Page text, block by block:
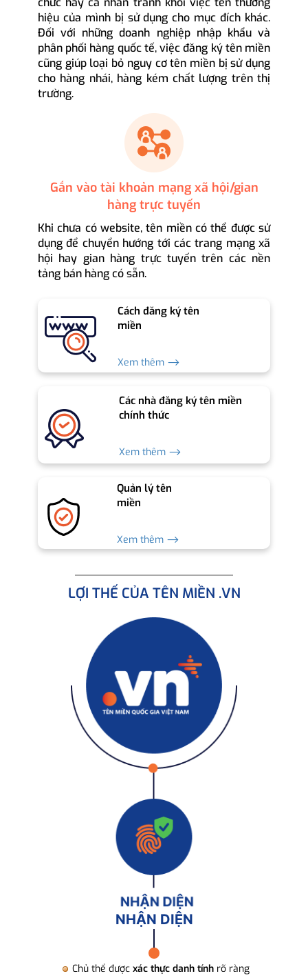
hiệu của mình bị sử dụng cho mục đích khác.
Đối với những doanh nghiệp nhập khẩu và
phân phối hàng quốc tế, việc đăng ký tên miền
cũng giúp loại bỏ nguy cơ tên miền bị sử dụng
cho hàng nhái, hàng kém chất lượng trên thị
trường.
Gắn vào tài khoản mạng xã hội/gian
hàng trực tuyến
Khi chưa có website, tên miền có thể được sử
dụng để chuyển hướng tới các trang mạng xã
hội hay gian hàng trực tuyến trên các nền
tảng bán hàng có sẵn.
Cách đăng ký tên
miền
Xem thêm ⟶
Các nhà đăng ký tên miền
chính thức
Xem thêm ⟶
Quản lý tên
miền
Xem thêm ⟶
LỢI THẾ CỦA TÊN MIỀN .VN
NHẬN DIỆN
Chủ thể được xác thực danh tính rõ ràng